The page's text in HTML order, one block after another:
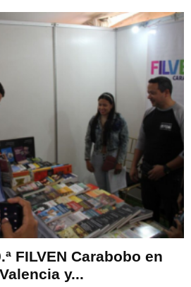
FILVEN Carabobo en
y...